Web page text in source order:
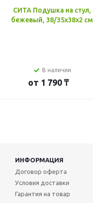
СИТА Подушка на стул,
бежевый, 38/35x38x2 см
В наличии
от 1 790 ₸
ИНФОРМАЦИЯ
Договор оферта
Условия доставки
Гарантия на товар